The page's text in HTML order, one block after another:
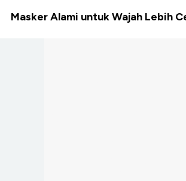
Masker Alami untuk Wajah Lebih